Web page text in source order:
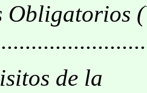
Obligatorios
de la